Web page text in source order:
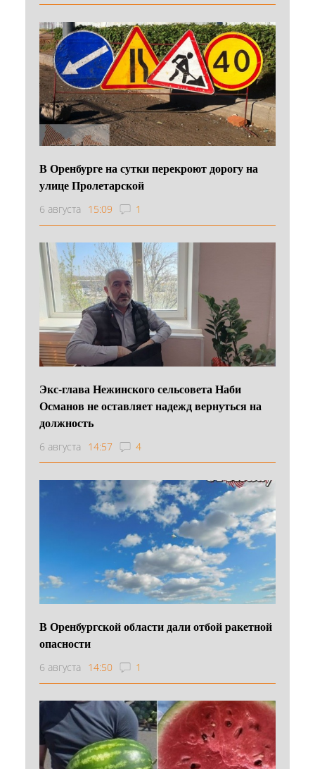
В Оренбурге на сутки перекроют дорогу на
улице Пролетарской
6 августа 15:09 1
Экс-глава Нежинского сельсовета Наби
Османов не оставляет надежд вернуться на
должность
6 августа 14:57 4
В Оренбургской области дали отбой ракетной
опасности
6 августа 14:50 1